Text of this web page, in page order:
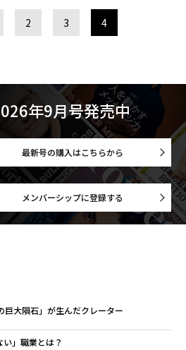
2 3 4
年9月号発売中
最新号の購入はこちらから
メンバーシップに登録する
大隕石」が生んだクレーター
」職業とは？